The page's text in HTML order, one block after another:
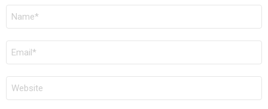
NOME
EMAIL
SITO
WEB